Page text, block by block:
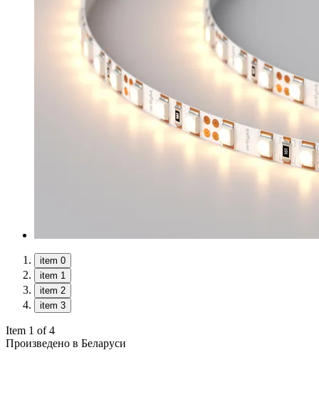
item 0
item 1
item 2
item 3
Item 1 of 4
Произведено в Беларуси